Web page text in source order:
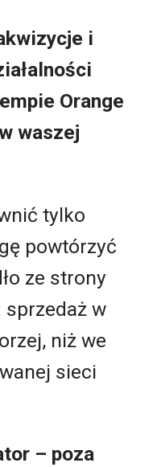
i
Orange
waszej
tylko
powtórzyć
ze strony
w
niż we
sieci
– poza